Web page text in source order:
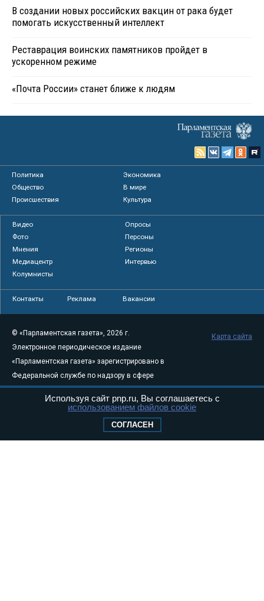
В создании новых российских вакцин от рака будет
помогать искусственный интеллект
Реставрация воинских памятников пройдет в
ускоренном режиме
«Почта России» станет ближе к людям
Политика
Экономика
Общество
В мире
Происшествия
Культура
Видео
Опросы
Фото
Персоны
Мнения
Регионы
Медиацентр
Интервью
Колумнисты
Контакты Реклама Вакансии
© «Парламентская газета», 2026 г.
Электронное периодическое издание
«Парламентская газета» зарегистрировано в
Федеральной службе по надзору в сфере
связи, информационных технологий и
массовых коммуникаций (Роскомнадзор) 05
Свидетельство о регистрации Эл № ФС77-
Карта сайта
Используя сайт pnp.ru, Вы соглашаетесь с
использованием файлов cookie
СОГЛАСЕН